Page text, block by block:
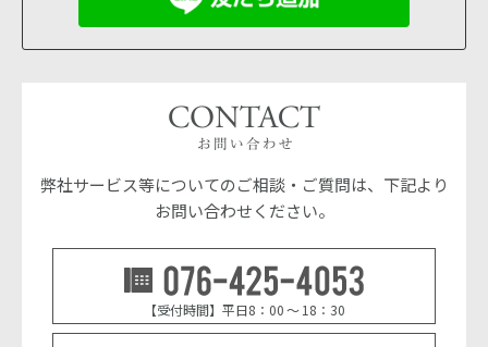
弊社サービス等についてのご相談・ご質問は、下記より
お問い合わせください。
【受付時間】平日8：00 ～ 18：30